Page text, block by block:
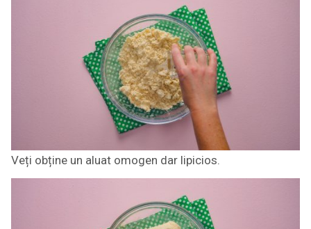
Veți obține un aluat omogen dar lipicios.